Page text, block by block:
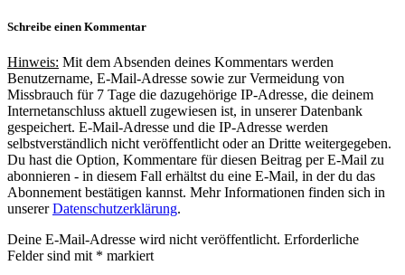
Schreibe einen Kommentar
Hinweis: Mit dem Absenden deines Kommentars werden
Benutzername, E-Mail-Adresse sowie zur Vermeidung von
Missbrauch für 7 Tage die dazugehörige IP-Adresse, die deinem
Internetanschluss aktuell zugewiesen ist, in unserer Datenbank
gespeichert. E-Mail-Adresse und die IP-Adresse werden
selbstverständlich nicht veröffentlicht oder an Dritte weitergegeben.
Du hast die Option, Kommentare für diesen Beitrag per E-Mail zu
abonnieren - in diesem Fall erhältst du eine E-Mail, in der du das
Abonnement bestätigen kannst. Mehr Informationen finden sich in
unsererDatenschutzerklärung.
Deine E-Mail-Adresse wird nicht veröffentlicht. Erforderliche
Felder sind mit * markiert